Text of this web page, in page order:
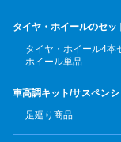
タイヤ・ホイールのセッ
タイヤ・ホイール4本
ホイール単品
車高調キット/サスペン
足廻り商品